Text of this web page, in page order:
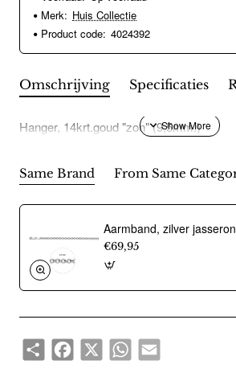
Merk: Huis Collectie
Product code: 4024392
Omschrijving Specificaties
Hanger, 14krt.goud "zon" (9,5mm.)
Same Brand From Same
€69,95
ShareFacebook
X WhatsAppEmail